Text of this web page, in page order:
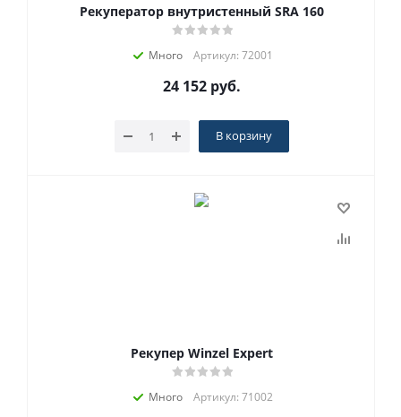
Рекуператор внутристенный SRA 160
Много Артикул: 72001
24 152руб.
В корзину
Рекупер Winzel Expert
Много Артикул: 71002